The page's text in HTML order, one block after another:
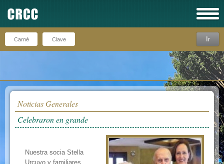
Ir
Noticias Generales
Celebraron en grande
Nuestra socia Stella
Urcuyo y familiares